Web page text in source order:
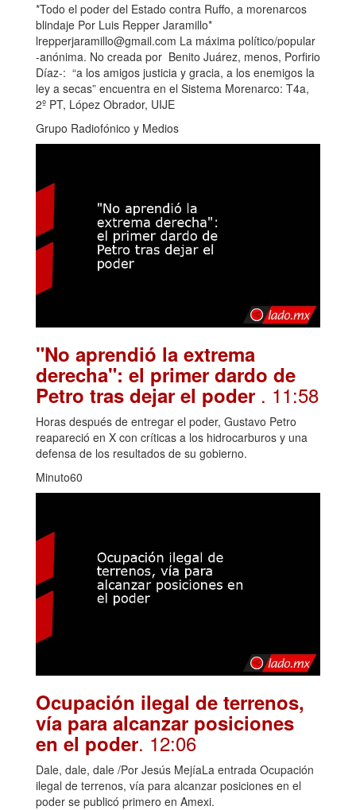
*Todo el poder del Estado contra Ruffo, a morenarcos
blindaje Por Luis Repper Jaramillo*
lrepperjaramillo@gmail.com La máxima político/popular
-anónima. No creada por Benito Juárez, menos, Porfirio
Díaz-: “a los amigos justicia y gracia, a los enemigos la
ley a secas” encuentra en el Sistema Morenarco: T4a,
2º PT, López Obrador, UIJE
Grupo Radiofónico y Medios
"No aprendió la extrema
derecha": el primer dardo de
Petro tras dejar el poder . 11:58
Horas después de entregar el poder, Gustavo Petro
reapareció en X con críticas a los hidrocarburos y una
defensa de los resultados de su gobierno.
Minuto60
Ocupación ilegal de terrenos,
vía para alcanzar posiciones
en el poder. 12:06
Dale, dale, dale /Por Jesús MejíaLa entrada Ocupación
ilegal de terrenos, vía para alcanzar posiciones en el
poder se publicó primero en Amexi.